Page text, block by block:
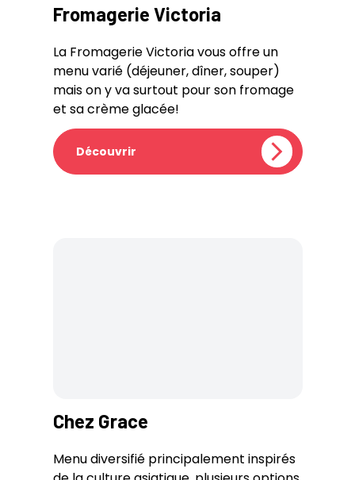
Fromagerie Victoria
La Fromagerie Victoria vous offre un
menu varié (déjeuner, dîner, souper)
mais on y va surtout pour son fromage
et sa crème glacée!
Découvrir
Chez Grace
Menu diversifié principalement inspirés